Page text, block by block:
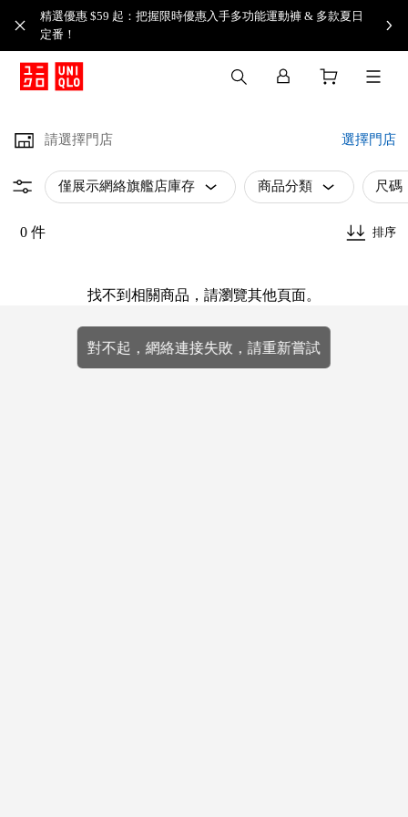
精選優惠 $59 起：把握限時優惠入手多功能運動褲 & 多款夏日
定番！​
請選擇門店 選擇門店
僅展示網絡旗艦店庫存 商品分類 尺碼
0 件 排序
找不到相關商品，請瀏覽其他頁面。
對不起，網絡連接失敗，請重新嘗試